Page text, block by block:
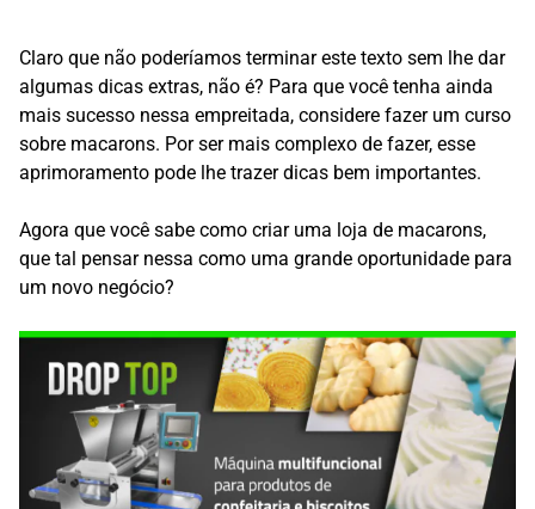
Claro que não poderíamos terminar este texto sem lhe dar
algumas dicas extras, não é? Para que você tenha ainda
mais sucesso nessa empreitada, considere fazer um curso
sobre macarons. Por ser mais complexo de fazer, esse
aprimoramento pode lhe trazer dicas bem importantes.
Agora que você sabe como criar uma loja de macarons,
que tal pensar nessa como uma grande oportunidade para
um novo negócio?